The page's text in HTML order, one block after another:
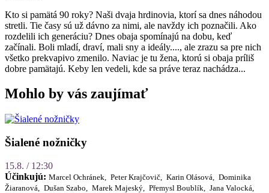
Kto si pamätá 90 roky? Naši dvaja hrdinovia, ktorí sa dnes náhodou
stretli. Tie časy sú už dávno za nimi, ale navždy ich poznačili. Ako
rozdelili ich generáciu? Dnes obaja spomínajú na dobu, keď
začínali. Boli mladí, draví, mali sny a ideály...., ale zrazu sa pre nich
všetko prekvapivo zmenilo. Naviac je tu žena, ktorú si obaja príliš
dobre pamätajú. Keby len vedeli, kde sa práve teraz nachádza...
Mohlo by vás zaujímať
Šialené nožničky
15.8. / 12:30
Účinkujú: Marcel Ochránek, Peter Krajčovič, Karin Olásová,
Dominika
Žiaranová,
Dušan Szabo, Marek Majeský, Přemysl Boublík,
Jana Valocká,